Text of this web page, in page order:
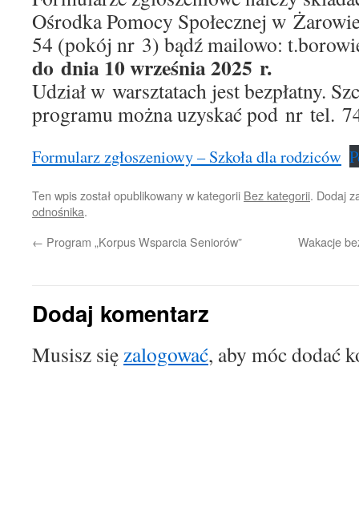
Ośrodka Pomocy Społecznej w
54 (pokój nr 3) bądź mailowo:
do dnia 10 września 2025 r.
Udział w warsztatach jest bezpłatny.
programu można uzyskać pod nr tel.
Formularz zgłoszeniowy – Szkoła dla rodziców
Ten wpis został opublikowany w kategorii Bez kategorii. Dodaj
odnośnika.
← Program „Korpus Wsparcia Seniorów” Wakacje
Dodaj komentarz
Musisz sięzalogować, aby móc dodać